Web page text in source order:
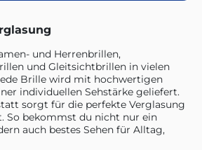
und Herrenbrillen,
und Gleitsichtbrillen in vielen
Brille wird mit hochwertigen
individuellen Sehstärke geliefert.
sorgt für die perfekte Verglasung
So bekommst du nicht nur ein
auch bestes Sehen für Alltag,